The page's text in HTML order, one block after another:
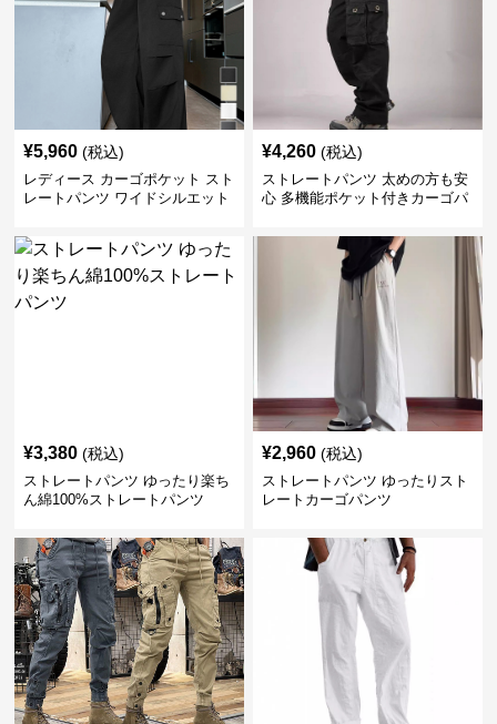
¥5,960 (税込)
レディース カーゴポケット スト
レートパンツ ワイドシルエット
¥4,260 (税込)
ストレートパンツ 太めの方も安
心 多機能ポケット付きカーゴパ
¥3,380 (税込)
ストレートパンツ ゆったり楽ち
ん綿100%ストレートパンツ
¥2,960 (税込)
ストレートパンツ ゆったりスト
レートカーゴパンツ